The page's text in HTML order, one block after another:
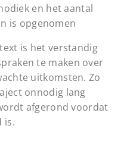
en het aantal
is opgenomen
is het verstandig
te maken over
uitkomsten. Zo
onnodig lang
afgerond voordat
is.